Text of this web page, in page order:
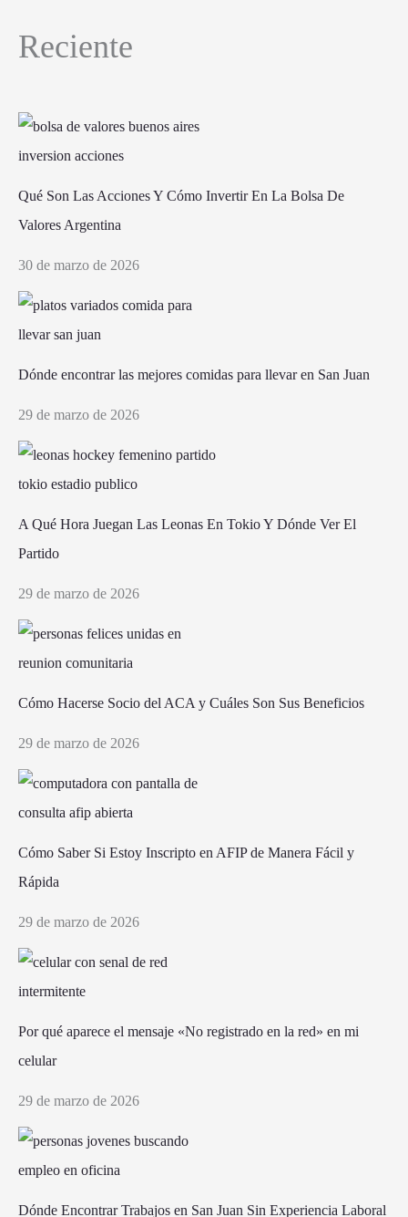
Reciente
Qué Son Las Acciones Y Cómo Invertir En La Bolsa De
Valores Argentina
30 de marzo de 2026
Dónde encontrar las mejores comidas para llevar en San Juan
29 de marzo de 2026
A Qué Hora Juegan Las Leonas En Tokio Y Dónde Ver El
Partido
29 de marzo de 2026
Cómo Hacerse Socio del ACA y Cuáles Son Sus Beneficios
29 de marzo de 2026
Cómo Saber Si Estoy Inscripto en AFIP de Manera Fácil y
Rápida
29 de marzo de 2026
Por qué aparece el mensaje «No registrado en la red» en mi
celular
29 de marzo de 2026
Dónde Encontrar Trabajos en San Juan Sin Experiencia Laboral